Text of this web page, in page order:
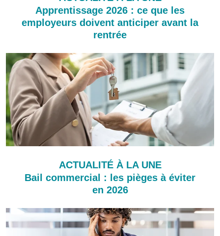
Apprentissage 2026 : ce que les
employeurs doivent anticiper avant la
rentrée
ACTUALITÉ À LA UNE
Bail commercial : les pièges à éviter
en 2026